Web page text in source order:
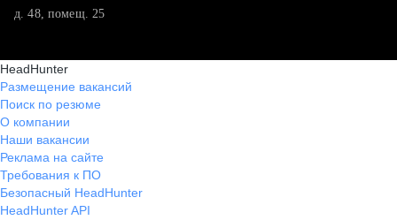
д. 48, помещ. 25
HeadHunter
Размещение вакансий
Поиск по резюме
О компании
Наши вакансии
Реклама на сайте
Требования к ПО
Безопасный HeadHunter
HeadHunter API